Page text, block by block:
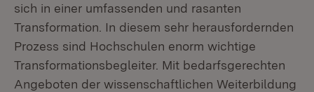
sich in einer umfassenden und rasanten
Transformation. In diesem sehr herausfordernden
Prozess sind Hochschulen enorm wichtige
Transformationsbegleiter. Mit bedarfsgerechten
Angeboten der wissenschaftlichen Weiterbildung